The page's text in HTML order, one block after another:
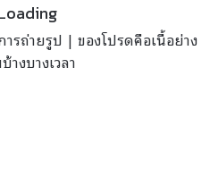
รถ่ายรูป | ของโปรดคือเนื้อย่าง
างบางเวลา